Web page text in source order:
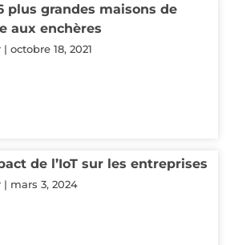
plus grandes maisons de
aux enchères
octobre 18, 2021
de l’IoT sur les entreprises
mars 3, 2024